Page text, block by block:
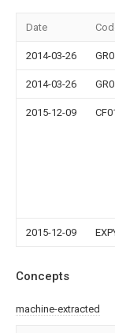
Date
2014-03-26
2014-03-26
2015-12-09
2015-12-09
Concepts
machine-extracted